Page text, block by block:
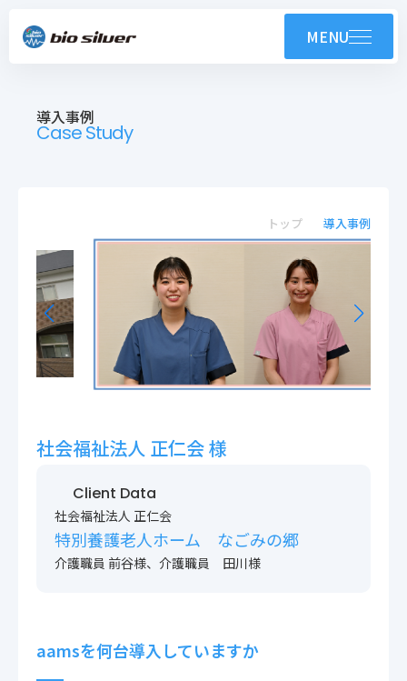
MENU
製品紹介
技術紹介・OEM
お知らせ
会社案内
採用情報
神奈川県横浜市港北区新横浜2-14-4 シルバービル1F
TEL : 045-548-5478
免責事項
各種サービス利用規約
導入事例
Case Study
トップ 導入事例
社会福祉法人 正仁会 様
Client Data
社会福祉法人 正仁会
特別養護老人ホーム なごみの郷
介護職員 前谷様、介護職員 田川様
aamsを何台導入していますか